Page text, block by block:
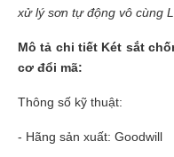
xử lý sơn tự động vô cùng
Mô tả chi tiết Két sắt
cơ đổi mã:
Thông số kỹ thuật:
- Hãng sản xuất: Goodwill